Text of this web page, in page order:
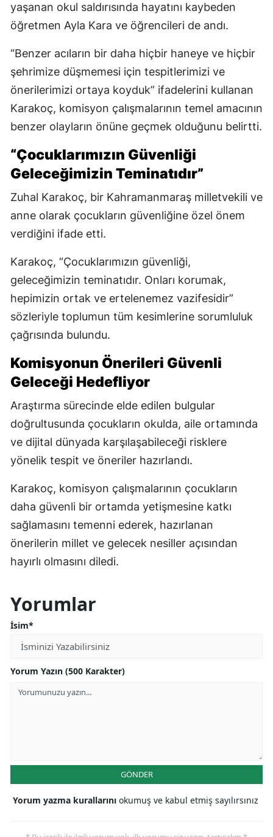
yaşanan okul saldırısında hayatını kaybeden
öğretmen Ayla Kara ve öğrencileri de andı.
“Benzer acıların bir daha hiçbir haneye ve hiçbir
şehrimize düşmemesi için tespitlerimizi ve
önerilerimizi ortaya koyduk” ifadelerini kullanan
Karakoç, komisyon çalışmalarının temel amacının
benzer olayların önüne geçmek olduğunu belirtti.
“Çocuklarımızın Güvenliği
Geleceğimizin Teminatıdır”
Zuhal Karakoç, bir Kahramanmaraş milletvekili ve
anne olarak çocukların güvenliğine özel önem
verdiğini ifade etti.
Karakoç, “Çocuklarımızın güvenliği,
geleceğimizin teminatıdır. Onları korumak,
hepimizin ortak ve ertelenemez vazifesidir”
sözleriyle toplumun tüm kesimlerine sorumluluk
çağrısında bulundu.
Komisyonun Önerileri Güvenli
Geleceği Hedefliyor
Araştırma sürecinde elde edilen bulgular
doğrultusunda çocukların okulda, aile ortamında
ve dijital dünyada karşılaşabileceği risklere
yönelik tespit ve öneriler hazırlandı.
Karakoç, komisyon çalışmalarının çocukların
daha güvenli bir ortamda yetişmesine katkı
sağlamasını temenni ederek, hazırlanan
önerilerin millet ve gelecek nesiller açısından
hayırlı olmasını diledi.
Yorumlar
İsim*
Yorum Yazın (500 Karakter)
GÖNDER
Yorum yazma kurallarını okumuş ve kabul etmiş sayılırsınız